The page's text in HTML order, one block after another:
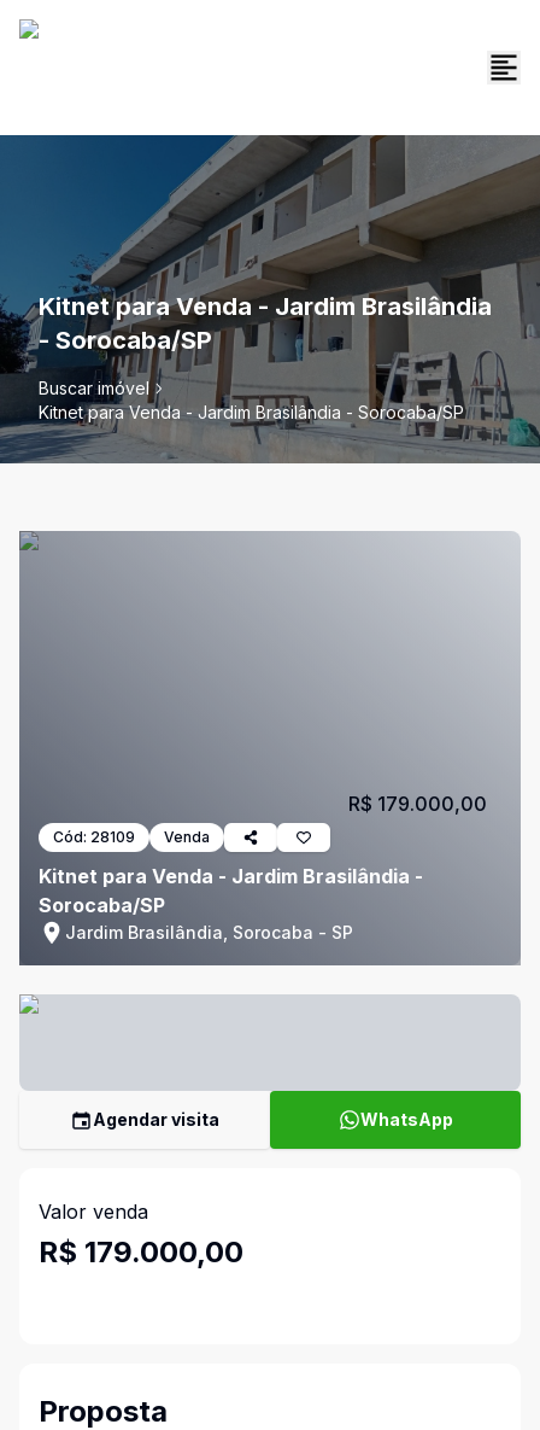
Kitnet para Venda - Jardim Brasilândia
- Sorocaba/SP
Buscar imóvel
Kitnet para Venda - Jardim Brasilândia - Sorocaba/SP
Cód: 28109 Venda
Kitnet para Venda - Jardim Brasilândia -
Sorocaba/SP
Jardim Brasilândia, Sorocaba - SP
R$ 179.000,00
Agendar visita WhatsApp
Valor venda
R$ 179.000,00
Proposta